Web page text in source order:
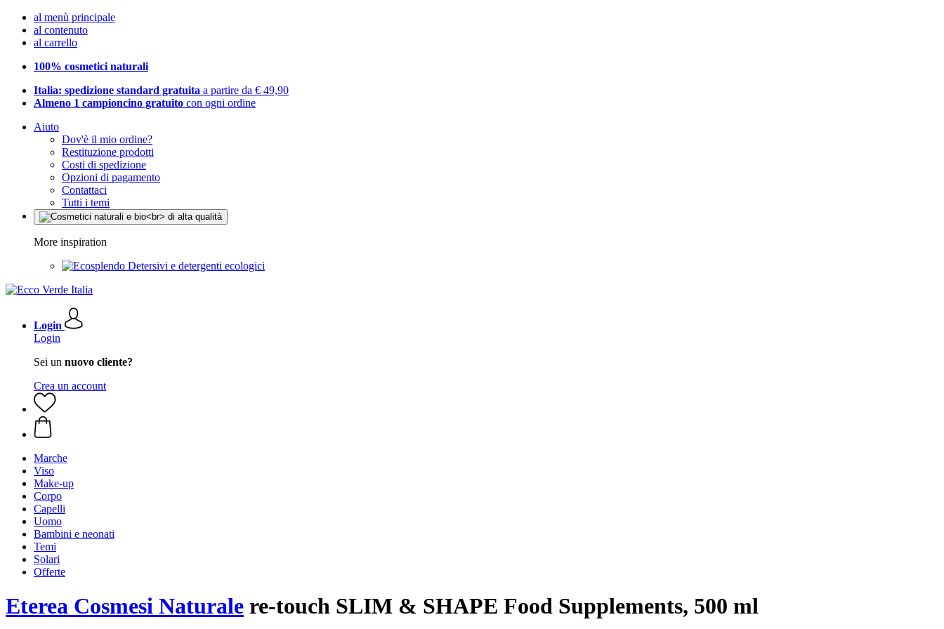
al menù principale
al contenuto
al carrello
100% cosmetici naturali
Italia: spedizione standard gratuita a partire da € 49,90
Almeno 1 campioncino gratuito con ogni ordine
Aiuto
Dov'è il mio ordine?
Restituzione prodotti
Costi di spedizione
Opzioni di pagamento
Contattaci
Tutti i temi
More inspiration
Detersivi e detergenti ecologici
Login
Login
Sei un nuovo cliente?
Crea un account
Marche
Viso
Make-up
Corpo
Capelli
Uomo
Bambini e neonati
Temi
Solari
Offerte
Eterea Cosmesi Naturale re-touch SLIM & SHAPE Food Supplements, 500 ml